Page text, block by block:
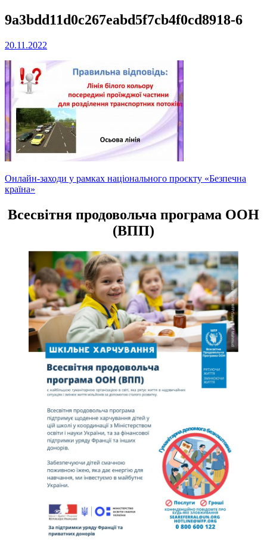
9a3bdd11d0c267eabd5f7cb4f0cd8918-6
20.11.2022
Навігація
записів
Онлайн-заходи у рамках національного проєкту «Безпечна
країна»
Всесвітня продовольча програма ООН
(ВПП)